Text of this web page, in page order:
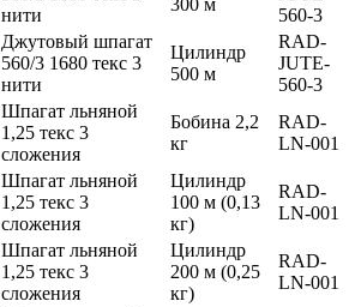
нити
560-3
Джутовый шпагат
560/3 1680 текс 3
нити
Цилиндр
500 м
RAD-
JUTE-
560-3
Шпагат льняной
1,25 текс 3
сложения
Бобина 2,2
кг
RAD-
LN-001
Шпагат льняной
1,25 текс 3
сложения
Цилиндр
100 м (0,13
кг)
RAD-
LN-001
Шпагат льняной
1,25 текс 3
сложения
Цилиндр
200 м (0,25
кг)
RAD-
LN-001